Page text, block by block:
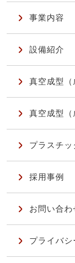
事業内容
設備紹介
真空成型（
真空成型（
プラスチ
採用事例
お問い合わ
プライバ